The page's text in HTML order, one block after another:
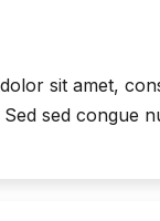
sit amet,
sed congue